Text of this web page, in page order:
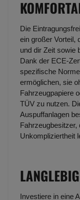
Die
ein großer Vorteil,
und dir Zeit sowie
Dank der ECE-
spezifische
ermöglichen, sie
Fahrzeugpapiere
TÜV zu nutzen.
Auspuffanlagen
Fahrzeugbesitzer,
Unkompliziertheit
Investiere in eine